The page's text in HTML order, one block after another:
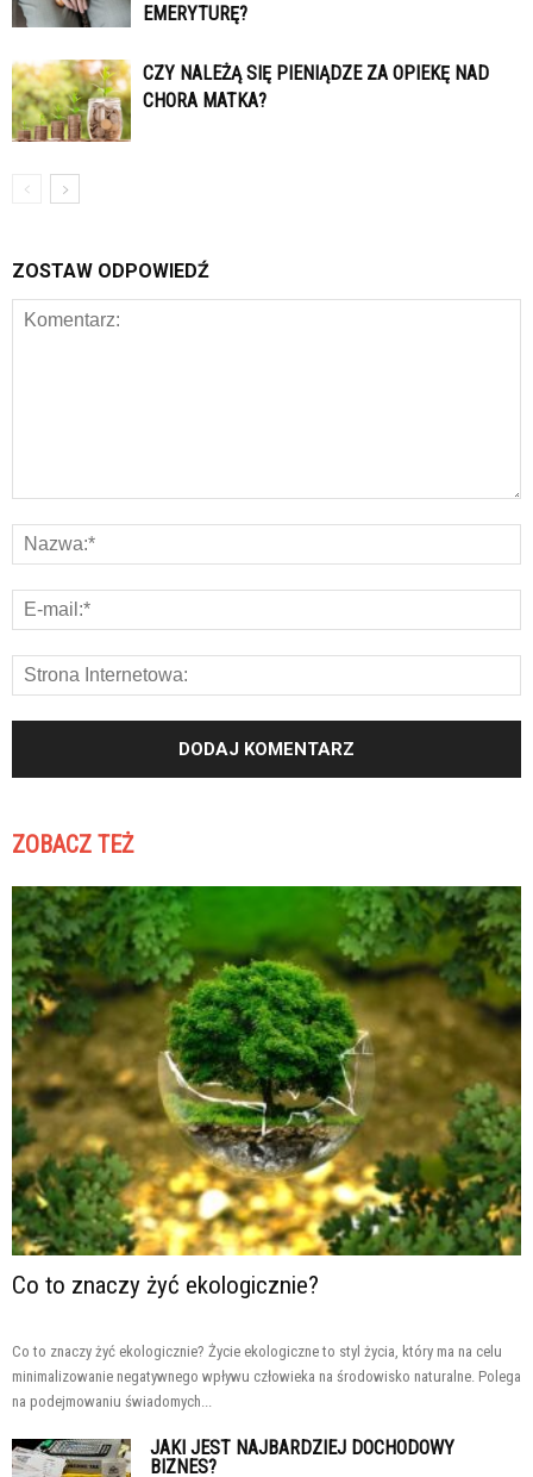
EMERYTURĘ?
CZY NALEŻĄ SIĘ PIENIĄDZE ZA OPIEKĘ NAD
CHORA MATKA?
ZOSTAW ODPOWIEDŹ
ZOBACZ TEŻ
Co to znaczy żyć ekologicznie?
Co to znaczy żyć ekologicznie? Życie ekologiczne to styl życia, który ma na celu
minimalizowanie negatywnego wpływu człowieka na środowisko naturalne. Polega
na podejmowaniu świadomych...
JAKI JEST NAJBARDZIEJ DOCHODOWY
BIZNES?